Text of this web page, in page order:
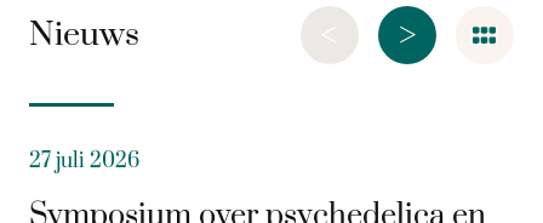
Nieuws >
<
27 juli 2026